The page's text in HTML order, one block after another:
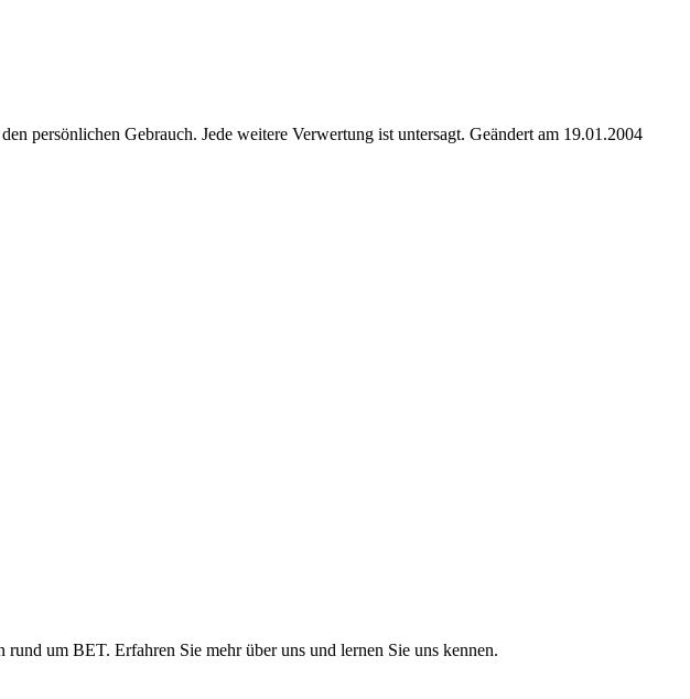
persönlichen Gebrauch. Jede weitere Verwertung ist untersagt. Geändert am 19.01.2004
um BET. Erfahren Sie mehr über uns und lernen Sie uns kennen.